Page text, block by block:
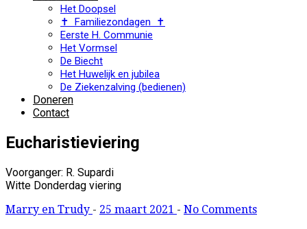
Het Doopsel
✝ Familiezondagen ✝
Eerste H. Communie
Het Vormsel
De Biecht
Het Huwelijk en jubilea
De Ziekenzalving (bedienen)
Doneren
Contact
Eucharistieviering
Voorganger: R. Supardi
Witte Donderdag viering
Marry en Trudy - 25 maart 2021 - No Comments